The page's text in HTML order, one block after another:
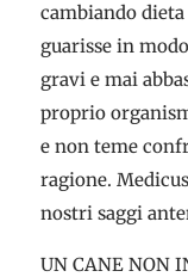
cambiando
guarisse in
gravi e mai
proprio
e non teme
ragione.
nostri saggi
UN CANE NON